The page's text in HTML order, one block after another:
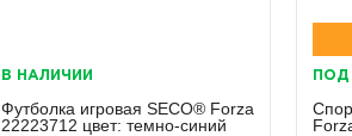
В НАЛИЧИИ
Футболка игровая SECO® Forza
22223712 цвет: темно-синий
ПОД